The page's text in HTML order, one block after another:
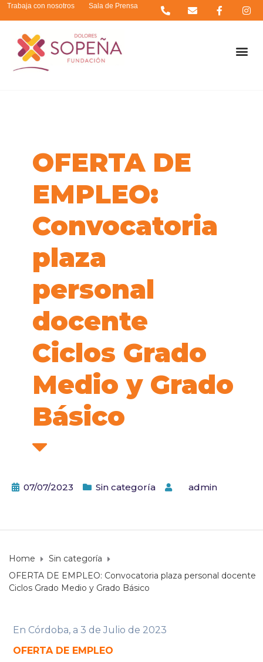
Trabaja con nosotros Sala de Prensa
OFERTA DE
EMPLEO:
Convocatoria
plaza
personal
docente
Ciclos Grado
Medio y Grado
Básico
07/07/2023 Sin categoría admin
Home
Sin categoría
OFERTA DE EMPLEO: Convocatoria plaza personal docente
Ciclos Grado Medio y Grado Básico
En Córdoba, a 3 de Julio de 2023
OFERTA DE EMPLEO